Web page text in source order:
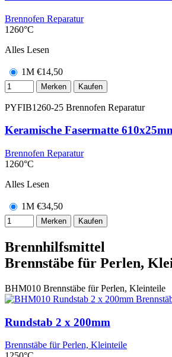
Brennofen Reparatur
1260°C
Alles Lesen
1M €14,50
Merken Kaufen
PYFIB1260-25 Brennofen Reparatur
Keramische Fasermatte
Brennofen Reparatur
1260°C
Alles Lesen
1M €34,50
Merken Kaufen
Brennhilfsmittel
Brennstäbe für Perlen,
BHM010 Brennstäbe für Perlen, Kleinteile
Rundstab 2 x 200mm
Brennstäbe für Perlen, Kleinteile